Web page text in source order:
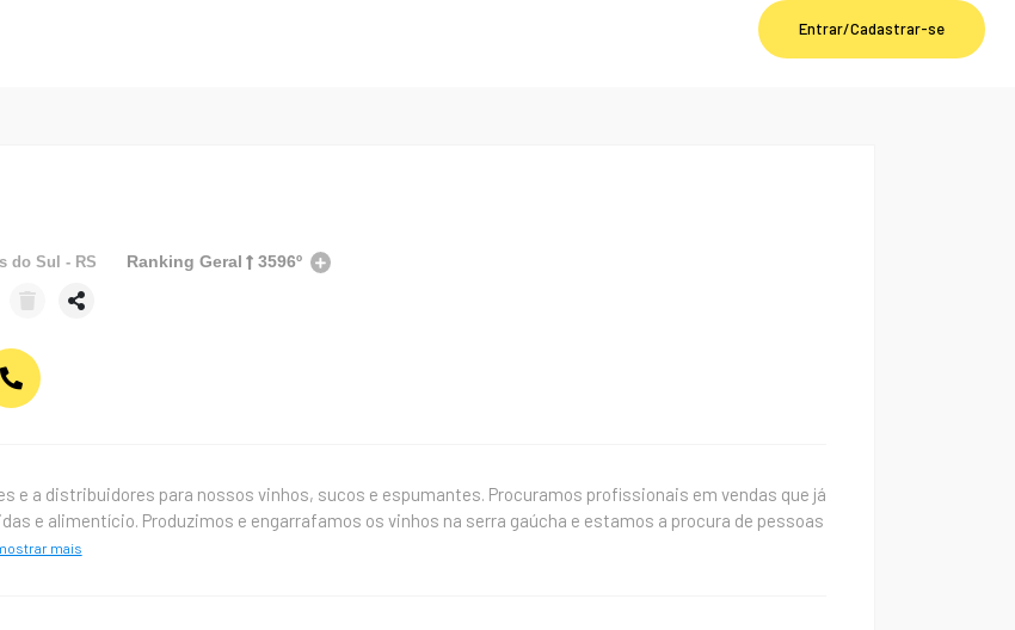
Entrar/Cadastrar-se
do Sul - RS Ranking Geral 3596º
e a distribuidores para nossos vinhos, sucos e espumantes. Procuramos profissionais em vendas que já
e alimentício. Produzimos e engarrafamos os vinhos na serra gaúcha e estamos a procura de pessoas
mais